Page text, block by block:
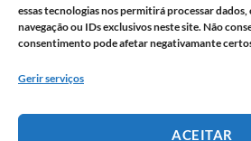
essas tecnologias nos permitirá processar
navegação ou IDs exclusivos neste site. Não
consentimento pode afetar negativamante
Gerir serviços
ACEITAR
Vantagens da decoração de viaturas
Processo criativo
Portfólio car wrap
Portfólio decoração de viaturas